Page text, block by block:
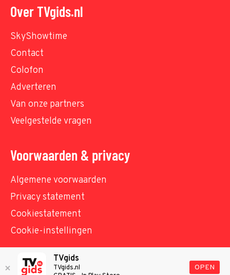
Over TVgids.nl
SkyShowtime
Contact
Colofon
Adverteren
Van onze partners
Veelgestelde vragen
Voorwaarden & privacy
Algemene voorwaarden
Privacy statement
Cookiestatement
Cookie-instellingen
© TVgids.nl 2026 - All rights reserved. No text and
TVgids
TVgids.nl
OPEN